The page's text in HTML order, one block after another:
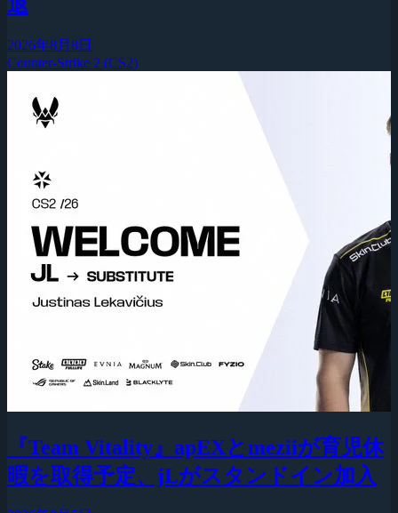
2026年8月8日
Counter-Strike 2 (CS2)
『Team Vitality』apEXとmeziiが育児休
暇を取得予定、jLがスタンドイン加入